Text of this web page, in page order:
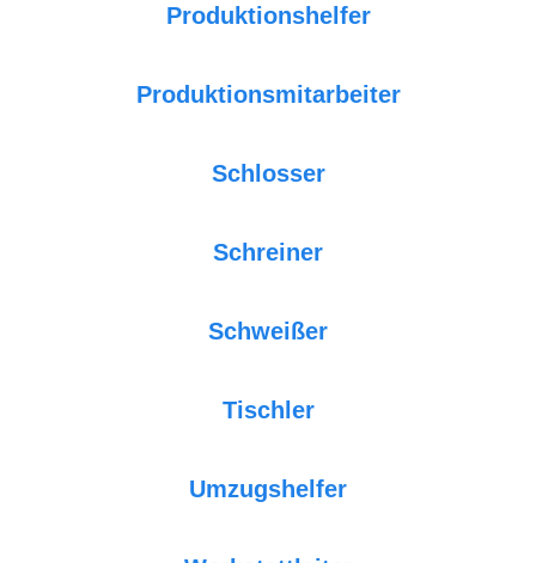
Produktionshelfer
Produktionsmitarbeiter
Schlosser
Schreiner
Schweißer
Tischler
Umzugshelfer